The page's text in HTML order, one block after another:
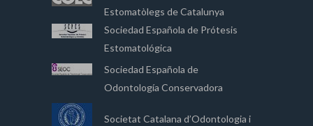
Estomatòlegs de Catalunya
Sociedad Española de Prótesis
Estomatológica
Sociedad Española de
Odontología Conservadora
Societat Catalana d’Odontologia i